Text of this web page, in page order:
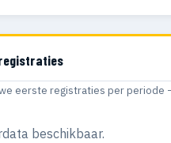
eerste registraties per periode
beschikbaar.